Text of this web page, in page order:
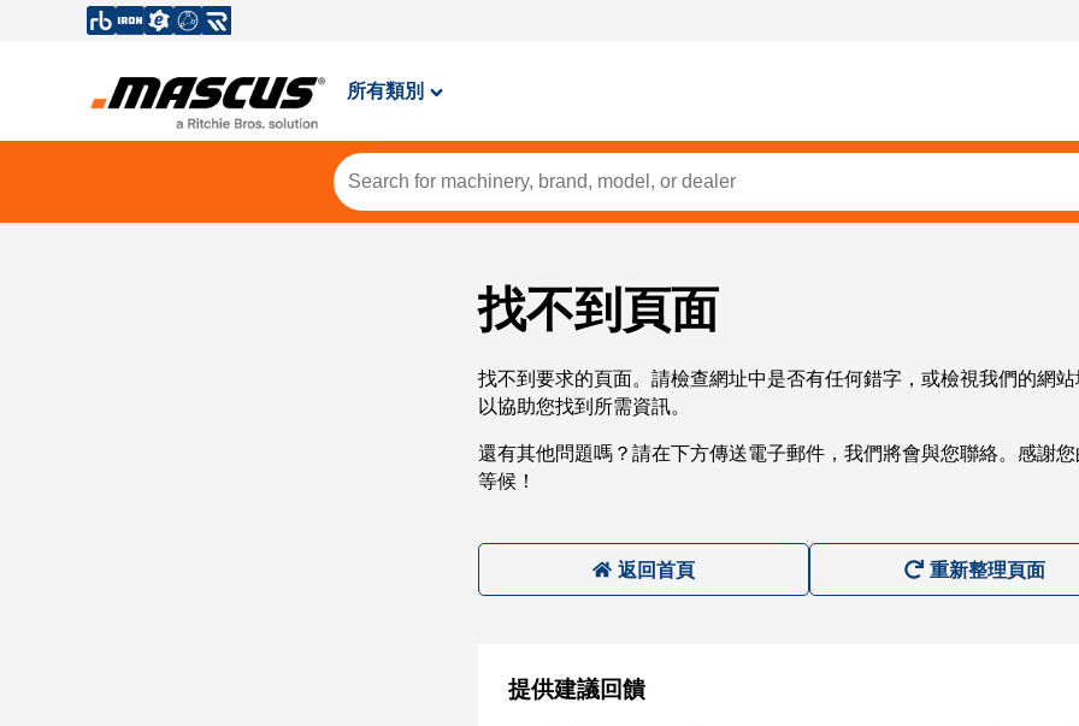
所有類別
找不到頁面
找不到要求的頁面。請檢查網址中是否有任何錯字，或檢視我們的網
以協助您找到所需資訊。
還有其他問題嗎？請在下方傳送電子郵件，我們將會與您聯絡。感謝
等候！
返回首頁 重新整理頁面
提供建議回饋